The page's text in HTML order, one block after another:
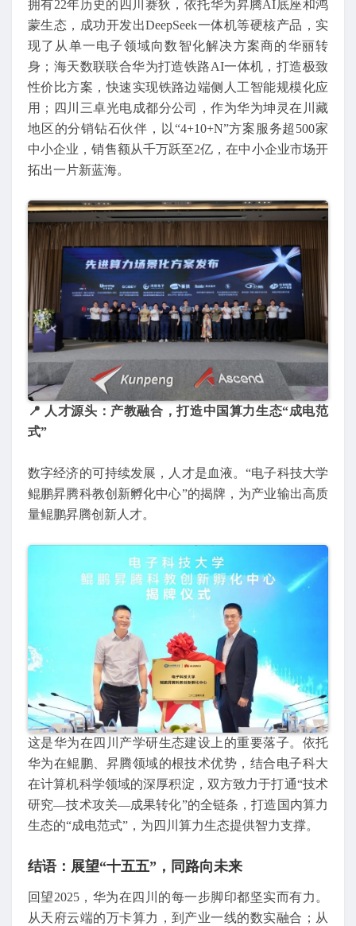
拥有22年历史的四川赛狄，依托华为昇腾AI底座和鸿
蒙生态，成功开发出DeepSeek一体机等硬核产品，实
现了从单一电子领域向数智化解决方案商的华丽转
身；海天数联联合华为打造铁路AI一体机，打造极致
性价比方案，快速实现铁路边端侧人工智能规模化应
用；四川三卓光电成都分公司，作为华为坤灵在川藏
地区的分销钻石伙伴，以“4+10+N”方案服务超500家
中小企业，销售额从千万跃至2亿，在中小企业市场开
拓出一片新蓝海。
📍 人才源头：产教融合，打造中国算力生态“成电范
式”
数字经济的可持续发展，人才是血液。“电子科技大学
鲲鹏昇腾科教创新孵化中心”的揭牌，为产业输出高质
量鲲鹏昇腾创新人才。
这是华为在四川产学研生态建设上的重要落子。依托
华为在鲲鹏、昇腾领域的根技术优势，结合电子科大
在计算机科学领域的深厚积淀，双方致力于打通“技术
研究—技术攻关—成果转化”的全链条，打造国内算力
生态的“成电范式”，为四川算力生态提供智力支撑。
结语：展望“十五五”，同路向未来
回望2025，华为在四川的每一步脚印都坚实而有力。
从天府云端的万卡算力，到产业一线的数实融合；从